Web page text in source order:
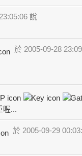
說
於 2005-09-28
喔...
於 2005-09-29